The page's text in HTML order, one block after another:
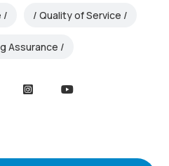
Quality of Service
Assurance